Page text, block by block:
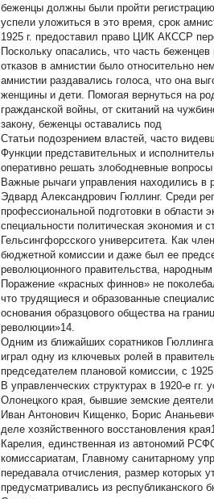
беженцы должны были пройти регистрацию
успели уложиться в это время, срок
1925 г. предоставил право ЦИК АКССР
Поскольку опасались, что часть
отказов в амнистии было относительно
амнистии раздавались голоса, что она
женщины и дети. Помогая вернуться на
гражданской войны, от скитаний на
закону, беженцы оставались под
Статьи подозрением властей, часто
Функции представительных и
оперативно решать злободневные
Важные рычаги управления находились в
Эдвард Александрович Гюллинг. Среди
профессиональной подготовки в области
специальности политическая экономия и
Гельсингфорсского университета. Как
бюджетной комиссии и даже был ее
революционного правительства,
Поражение «красных финнов» не
что трудящиеся и образованные
основания образцового общества на
революции»14.
Одним из ближайших соратников
играл одну из ключевых ролей в
председателем плановой комиссии, с
В управленческих структурах в 1920-е
Олонецкого края, бывшие земские
Иван Антонович Кищенко, Борис
деле хозяйственного восстановления
Карелия, единственная из автономий
комиссариатам, Главному санитарному
передавала отчисления, размер
предусматривались из